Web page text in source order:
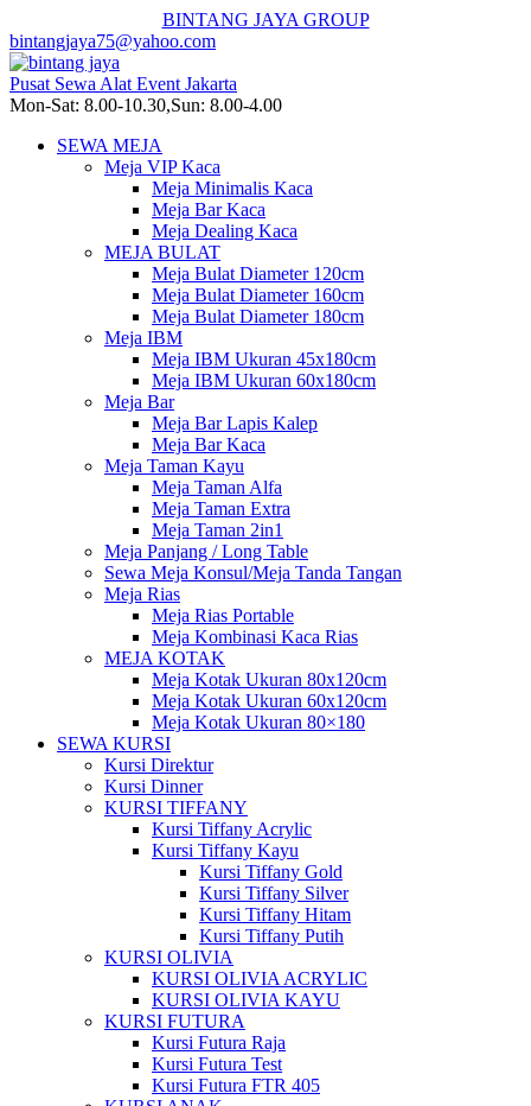
BINTANG JAYA GROUP
bintangjaya75@yahoo.com
Pusat Sewa Alat Event Jakarta
Mon-Sat: 8.00-10.30,Sun: 8.00-4.00
SEWA MEJA
Meja VIP Kaca
Meja Minimalis Kaca
Meja Bar Kaca
Meja Dealing Kaca
MEJA BULAT
Meja Bulat Diameter 120cm
Meja Bulat Diameter 160cm
Meja Bulat Diameter 180cm
Meja IBM
Meja IBM Ukuran 45x180cm
Meja IBM Ukuran 60x180cm
Meja Bar
Meja Bar Lapis Kalep
Meja Bar Kaca
Meja Taman Kayu
Meja Taman Alfa
Meja Taman Extra
Meja Taman 2in1
Meja Panjang / Long Table
Sewa Meja Konsul/Meja Tanda Tangan
Meja Rias
Meja Rias Portable
Meja Kombinasi Kaca Rias
MEJA KOTAK
Meja Kotak Ukuran 80x120cm
Meja Kotak Ukuran 60x120cm
Meja Kotak Ukuran 80×180
SEWA KURSI
Kursi Direktur
Kursi Dinner
KURSI TIFFANY
Kursi Tiffany Acrylic
Kursi Tiffany Kayu
Kursi Tiffany Gold
Kursi Tiffany Silver
Kursi Tiffany Hitam
Kursi Tiffany Putih
KURSI OLIVIA
KURSI OLIVIA ACRYLIC
KURSI OLIVIA KAYU
KURSI FUTURA
Kursi Futura Raja
Kursi Futura Test
Kursi Futura FTR 405